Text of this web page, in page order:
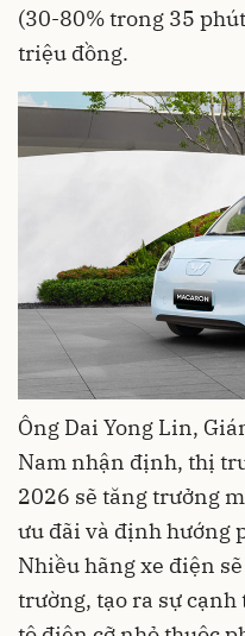
(30-80% trong 35
triệu đồng.
Ông Dai Yong Lin,
Nam nhận định, thị
2026 sẽ tăng trưởng
ưu đãi và định hướng
Nhiều hãng xe điện
trường, tạo ra sự cạnh